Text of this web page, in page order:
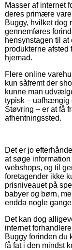
Masser af internet
deres primære
Buggy, hvilket dog
gennemføres
hensynstagen til
produkterne afsted
hjemad.
Flere online
kun såfremt der
kunne man
typisk – uafhængig
Støvring – er at få
afhentningssted.
Det er jo
at søge
webshops, og til
foretagender ikke
prisniveauet på
babyer og børn,
endda nogle
Det kan dog
internet
Buggy forinden du
få fat i den mindst